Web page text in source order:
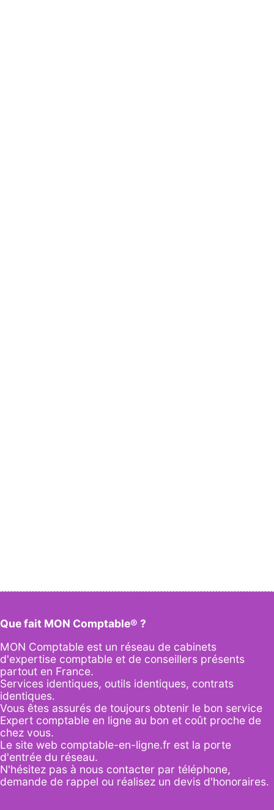
Que fait MON Comptable® ?
MON Comptable est un réseau de cabinets
d'expertise comptable et de conseillers présents
partout en France.
Services identiques, outils identiques, contrats
identiques.
Vous êtes assurés de toujours obtenir le bon service
Expert comptable en ligne au bon et coût proche de
chez vous.
Le site web comptable-en-ligne.fr est la porte
d'entrée du réseau.
N'hésitez pas à nous contacter par téléphone,
demande de rappel ou réalisez un devis d'honoraires.